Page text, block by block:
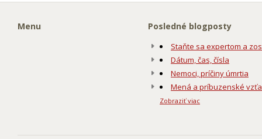
Menu Posledné blogposty
Staňte sa expertom a
Dátum, čas, čísla
Nemoci, príčiny úmrtia
Mená a príbuzenské
Zobraziť viac